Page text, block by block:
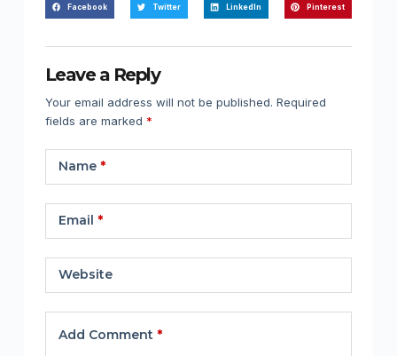
Facebook Twitter LinkedIn Pinterest
Leave a Reply
Your email address will not be published. Required
fields are marked *
Name*
Email *
Website
Add Comment *